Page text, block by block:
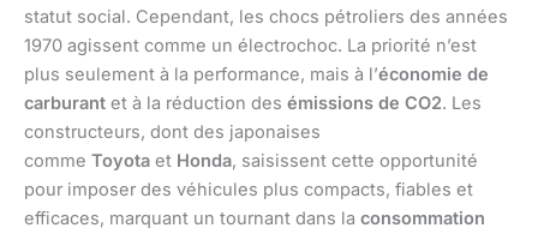
statut social. Cependant, les chocs pétroliers des années
1970 agissent comme un électrochoc. La priorité n’est
plus seulement à la performance, mais à l’économie de
carburant et à la réduction des émissions de CO2. Les
constructeurs, dont des japonaises
comme Toyota et Honda, saisissent cette opportunité
pour imposer des véhicules plus compacts, fiables et
efficaces, marquant un tournant dans la consommation